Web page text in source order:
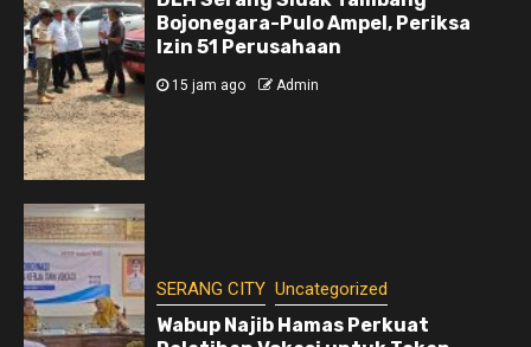
Bojonegara-Pulo Ampel, Periksa
Izin 51 Perusahaan
15 jam ago Admin
SERANG CITY Uncategorized
Wabup Najib Hamas Perkuat